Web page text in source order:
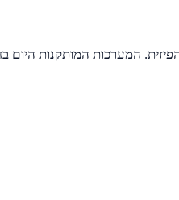
המערכות המותקנות